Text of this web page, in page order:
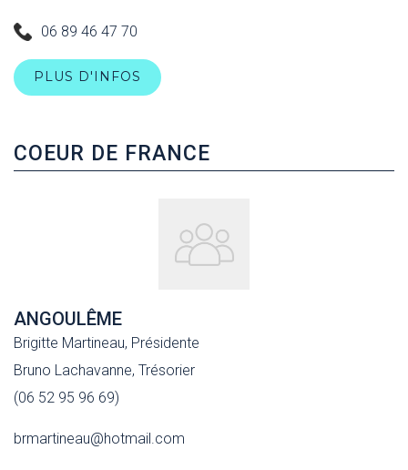
06 89 46 47 70
PLUS D'INFOS
COEUR DE FRANCE
ANGOULÊME
Brigitte Martineau, Présidente
Bruno Lachavanne, Trésorier
(06 52 95 96 69)
brmartineau@hotmail.com